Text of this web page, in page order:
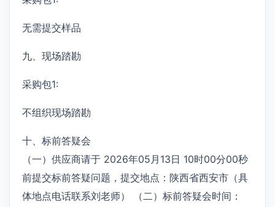
无需提交样品
九、现场踏勘
采购包1:
不组织现场踏勘
十、标前答疑会
（一）供应商请于 2026年05月13日 10时00分00秒
前提交标前答疑问题，提交地点：陕西省西安市（具
体地点电话联系刘老师） （二）标前答疑会时间：